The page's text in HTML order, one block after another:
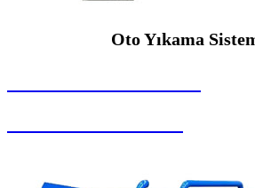
Oto Yıkama